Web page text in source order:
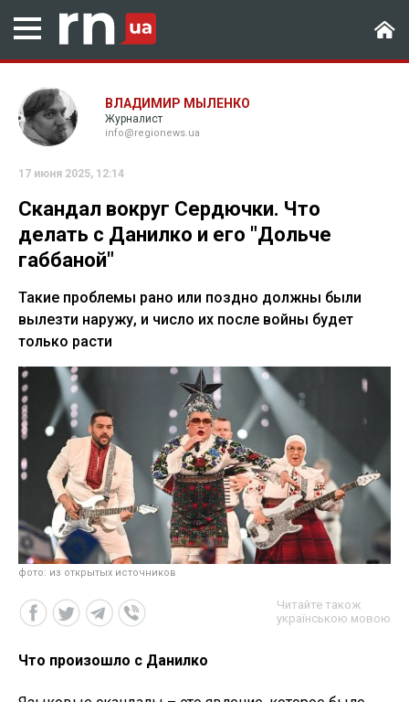
ВЛАДИМИР МЫЛЕНКО
Журналист
info@regionews.ua
17 июня 2025, 12:14
Скандал вокруг Сердючки. Что
делать с Данилко и его "Дольче
габбаной"
Такие проблемы рано или поздно должны были
вылезти наружу, и число их после войны будет
только расти
фото: из открытых источников
Читайте також
українською мовою
Что произошло с Данилко